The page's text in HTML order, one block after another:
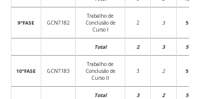
9°FASE GCN7182
Trabalho de
Conclusão de
Curso I
2 3 5
Total 2 3 5
10°FASE GCN7183
Trabalho de
Conclusão de
Curso II
3 2 5
Total 3 2 5